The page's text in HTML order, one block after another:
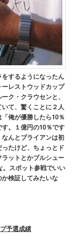
するようになったん
レストウッドカップ
ク・クラウセンと、
て、驚くことに２人
俺が優勝したら10％
。１億円の10％です
んとブライアンは初
たけど、ちょっとド
ットとかブルシュー
。スポット参戦でいい
検証してみたいな
予選成績